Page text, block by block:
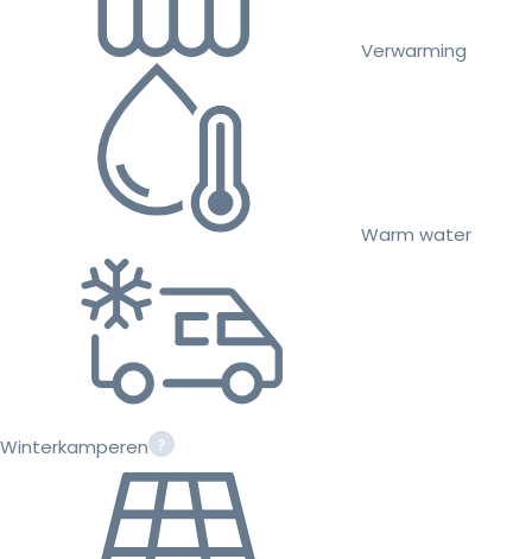
Verwarming
Warm water
Winterkamperen